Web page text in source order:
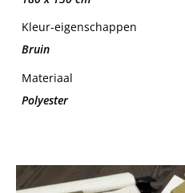
Kleur-eigenschappen
Bruin
Materiaal
Polyester